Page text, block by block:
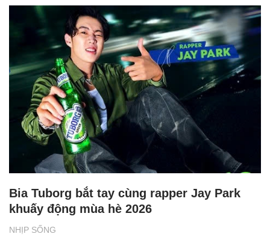
NHỊP SỐNG
Bia Tuborg bắt tay cùng rapper Jay Park
khuấy động mùa hè 2026